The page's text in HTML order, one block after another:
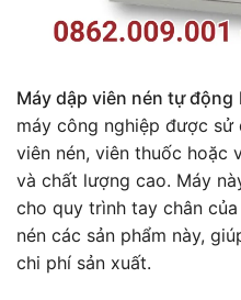
Máy dập viên nén tự động
máy công nghiệp được sử
viên nén, viên thuốc hoặc
và chất lượng cao. Máy
cho quy trình tay chân
nén các sản phẩm này,
chi phí sản xuất.